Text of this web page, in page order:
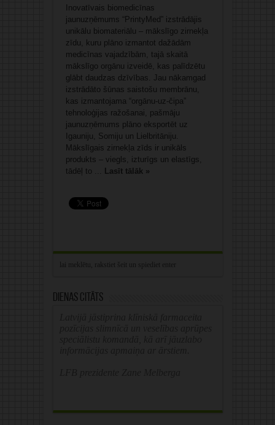
Inovatīvais biomedicīnas
jaunuzņēmums “PrintyMed” izstrādājis
unikālu biomateriālu – mākslīgo zirnekļa
zīdu, kuru plāno izmantot dažādām
medicīnas vajadzībām, tajā skaitā
mākslīgo orgānu izveidē, kas palīdzētu
glābt daudzas dzīvības. Jau nākamgad
izstrādāto šūnas saistošu membrānu,
kas izmantojama “orgānu-uz-čipa”
tehnoloģijas ražošanai, pašmāju
jaunuzņēmums plāno eksportēt uz
Igauniju, Somiju un Lielbritāniju.
Mākslīgais zirnekļa zīds ir unikāls
produkts – viegls, izturīgs un elastīgs,
tādēļ to ... Lasīt tālāk »
Dienas citāts